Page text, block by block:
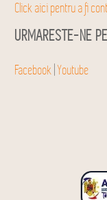
Click aici pentru a fi
URMARESTE-NE PE
Facebook |Youtube